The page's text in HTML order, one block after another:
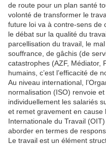
de route pour un plan santé
volonté de transformer le
future loi va à contre-sens de
le débat sur la qualité du
parcellisation du travail, le
souffrance, de gâchis (de
catastrophes (AZF, Médiator,
humains, c’est l’efficacité de
Au niveau international,
normalisation (ISO) renvoie
individuellement les salariés
et remet gravement en cause
Internationale du Travail
aborder en termes de
Le travail est un élément